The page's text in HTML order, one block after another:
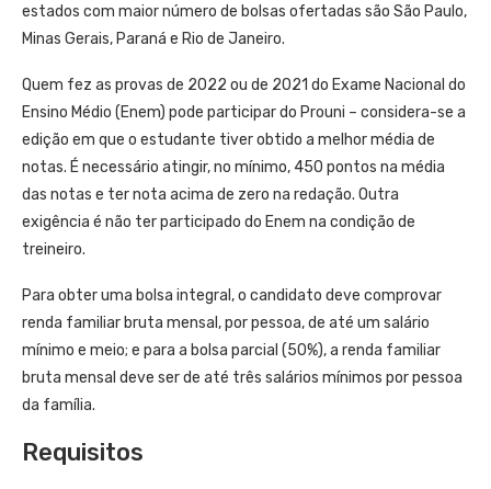
estados com maior número de bolsas ofertadas são São Paulo,
Minas Gerais, Paraná e Rio de Janeiro.
Quem fez as provas de 2022 ou de 2021 do Exame Nacional do
Ensino Médio (Enem) pode participar do Prouni – considera-se a
edição em que o estudante tiver obtido a melhor média de
notas. É necessário atingir, no mínimo, 450 pontos na média
das notas e ter nota acima de zero na redação. Outra
exigência é não ter participado do Enem na condição de
treineiro.
Para obter uma bolsa integral, o candidato deve comprovar
renda familiar bruta mensal, por pessoa, de até um salário
mínimo e meio; e para a bolsa parcial (50%), a renda familiar
bruta mensal deve ser de até três salários mínimos por pessoa
da família.
Requisitos